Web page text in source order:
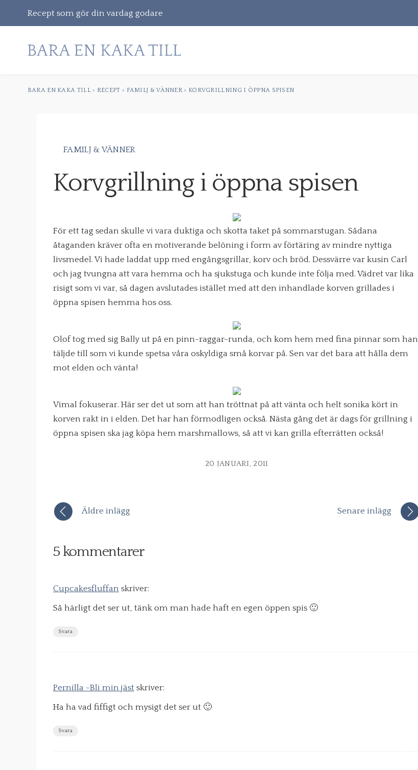
Recept som gör din vardag godare
Gå
efter:
BARA EN KAKA TILL> RECEPT > FAMILJ & VÄNNER> KORVGRILLNING I ÖPPNA SPISEN
FAMILJ & VÄNNER
Korvgrillning i öppna spisen
För ett tag sedan skulle vi vara duktiga och skotta taket på sommarstugan. Sådana
åtaganden kräver ofta en motiverande belöning i form av förtäring av mindre nyttiga
livsmedel. Vi hade laddat upp med engångsgrillar, korv och bröd. Dessvärre var kusin Carl
och jag tvungna att vara hemma och ha sjukstuga och kunde inte följa med. Vädret var lika
risigt som vi var, så dagen avslutades istället med att den inhandlade korven grillades i
öppna spisen hemma hos oss.
Olof tog med sig Bally ut på en pinn-raggar-runda, och kom hem med fina pinnar som han
täljde till som vi kunde spetsa våra oskyldiga små korvar på. Sen var det bara att hålla dem
mot elden och vänta!
Vimal fokuserar. Här ser det ut som att han tröttnat på att vänta och helt sonika kört in
korven rakt in i elden. Det har han förmodligen också. Nästa gång det är dags för grillning i
öppna spisen ska jag köpa hem marshmallows, så att vi kan grilla efterrätten också!
20 JANUARI, 2011
Äldre inlägg Senare inlägg
5 kommentarer
Cupcakesfluffan skriver:
Så härligt det ser ut, tänk om man hade haft en egen öppen spis 🙂
Svara
Pernilla -Bli min jäst skriver:
Ha ha vad fiffigt och mysigt det ser ut 🙂
Svara